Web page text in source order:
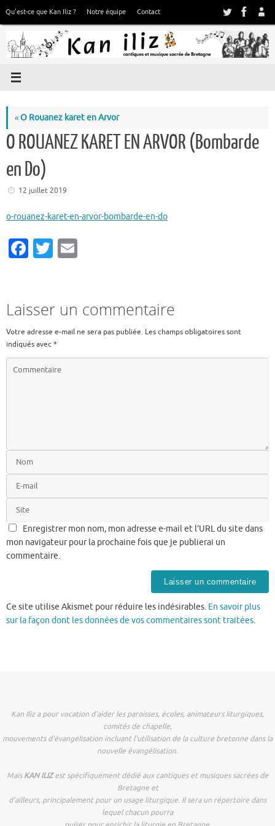
contenu
Qu’est-ce que Kan Iliz ? Notre équipe Contact
«O Rouanez karet en Arvor
O ROUANEZ KARET EN ARVOR (Bombarde
en Do)
12 juillet 2019
o-rouanez-karet-en-arvor-bombarde-en-do
Fa
b
o
o
k
T
te
r
Laisser un commentaire
Votre adresse e-mail ne sera pas publiée. Les champs obligatoires sont
indiqués avec*
Enregistrer mon nom, mon adresse e-mail et l’URL du site dans
mon navigateur pour la prochaine fois que je publierai un
commentaire.
Ce site utilise Akismet pour réduire les indésirables. En savoir plus
sur la façon dont les données de vos commentaires sont traitées.
Kan Iliz a pour vocation d'aider les paroisses, écoles, animateurs liturgiques,
comités de chapelle,
mouvements d'évangélisation incluant l'utilisation de la culture bretonne dans la
nouvelle évangélisation.
MaisKAN ILIZest spécifiquement dédié aux cantiques et musiques sacrées de
Bretagne et
d'ailleurs, principalement pour un usage liturgique. Il sera un répertoire dans
lequel chacun pourra